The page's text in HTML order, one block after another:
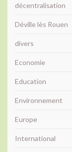
décentralisation
Déville lès Rouen
divers
Economie
Education
Environnement
Europe
International